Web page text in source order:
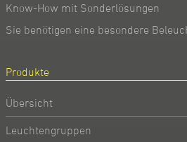
Know-How mit Sonderlösungen
Sie benötigen eine besondere
Produkte
Übersicht
Leuchtengruppen